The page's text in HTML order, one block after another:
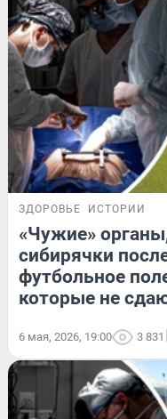
ЗДОРОВЬЕ ИСТОРИИ
«Чужие»
сибирячки
футбольное
которые не
6 мая, 2026, 19:00 3 831